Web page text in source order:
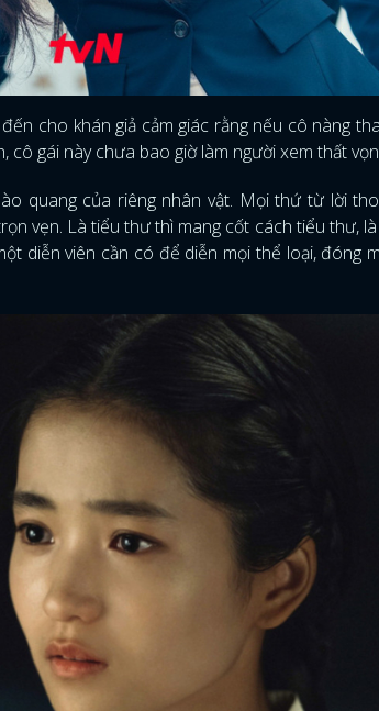
cho khán giả cảm giác rằng nếu cô nàng
gái này chưa bao giờ làm người xem thất
quang của riêng nhân vật. Mọi thứ từ lời
vẹn. Là tiểu thư thì mang cốt cách tiểu thư,
diễn viên cần có để diễn mọi thể loại, đóng